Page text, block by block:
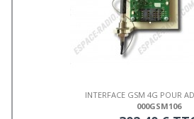
INTERFACE GSM 4G POUR
000GSM106